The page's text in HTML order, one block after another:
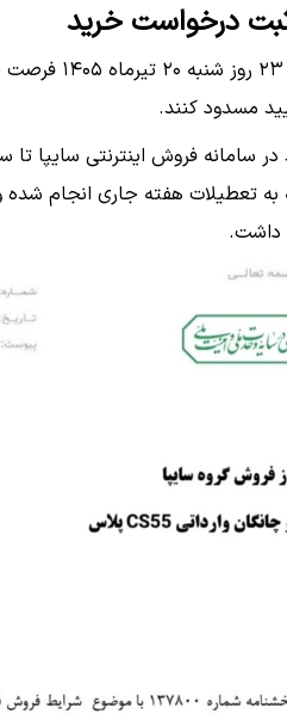
درخواست خرید
مسدود کنند.
با توجه به تعطیلات هفته جاری انجام
داشت.